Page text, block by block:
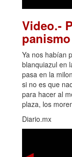
Video.-
Ya nos habían
blanquiazul en
pasa en la
si no es que
para hacer al
plaza, los
Diario.mx